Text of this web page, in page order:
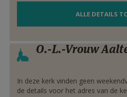
ALLE DETAILS
Verbergen
O.-L.-Vrouw
In deze kerk vinden geen
de details voor het adres van de